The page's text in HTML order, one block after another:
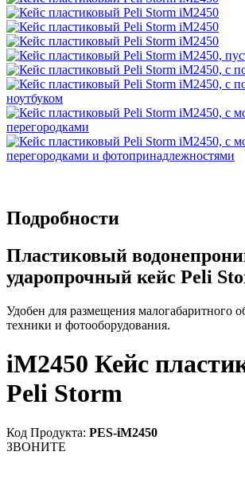
Подробности
Пластиковый
ударопрочный кейс Peli
Удобен для размещения малогабаритного
техники и фотооборудования.
iM2450 Кейс
Peli Storm
Код Продукта: PES-iM2450
ЗВОНИТЕ